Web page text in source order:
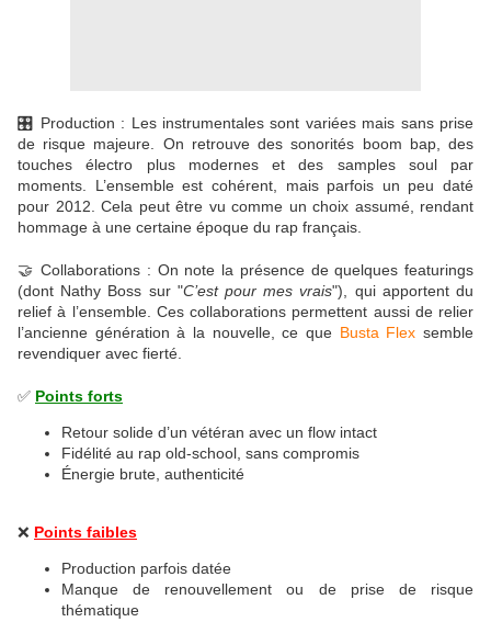
🎛️ Production : Les instrumentales sont variées mais sans prise
de risque majeure. On retrouve des sonorités boom bap, des
touches électro plus modernes et des samples soul par
moments. L’ensemble est cohérent, mais parfois un peu daté
pour 2012. Cela peut être vu comme un choix assumé, rendant
hommage à une certaine époque du rap français.
🤝 Collaborations : On note la présence de quelques featurings
(dont Nathy Boss sur "C’est pour mes vrais"), qui apportent du
relief à l’ensemble. Ces collaborations permettent aussi de relier
l’ancienne génération à la nouvelle, ce que Busta Flex semble
revendiquer avec fierté.
✅ Points forts
Retour solide d’un vétéran avec un flow intact
Fidélité au rap old-school, sans compromis
Énergie brute, authenticité
❌ Points faibles
Production parfois datée
Manque de renouvellement ou de prise de risque
thématique